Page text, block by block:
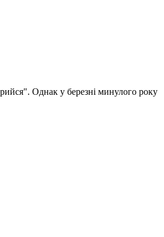
Однак у березні минулого року